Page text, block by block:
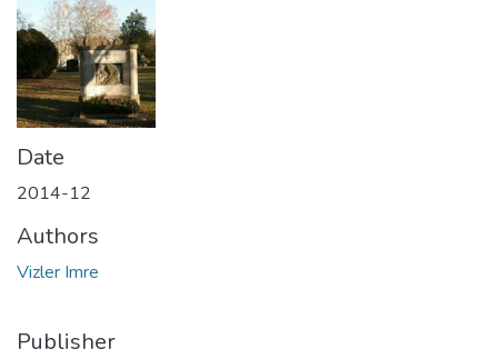
Date
2014-12
Authors
Vizler Imre
Publisher